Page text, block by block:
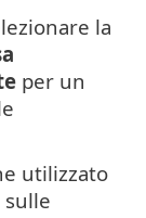
la
per un
utilizzato